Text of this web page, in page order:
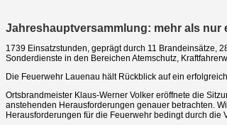
Jahreshauptversammlung: mehr als nur
1739 Einsatzstunden, geprägt durch 11 Brandeinsätze,
Sonderdienste in den Bereichen Atemschutz,
Die Feuerwehr Lauenau hält Rückblick auf ein
Ortsbrandmeister Klaus-Werner Volker eröffnete die
anstehenden Herausforderungen genauer betrachten.
Herausforderungen für die Feuerwehr bedingt durch die